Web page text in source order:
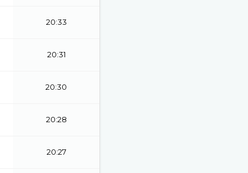
20:33
20:31
20:30
20:28
20:27